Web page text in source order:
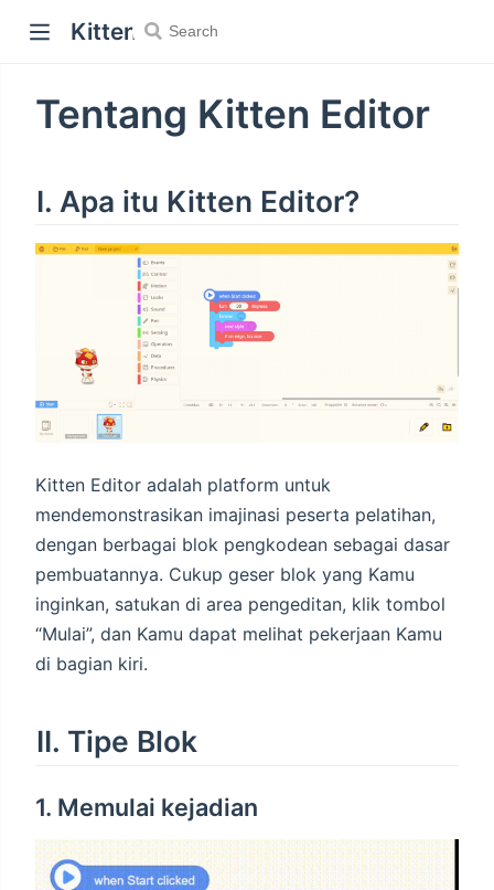
Kitten Wiki
Tentang Kitten Editor
I. Apa itu Kitten Editor?
Kitten Editor adalah platform untuk
mendemonstrasikan imajinasi peserta pelatihan,
dengan berbagai blok pengkodean sebagai dasar
pembuatannya. Cukup geser blok yang Kamu
inginkan, satukan di area pengeditan, klik tombol
“Mulai”, dan Kamu dapat melihat pekerjaan Kamu
di bagian kiri.
II. Tipe Blok
1. Memulai kejadian